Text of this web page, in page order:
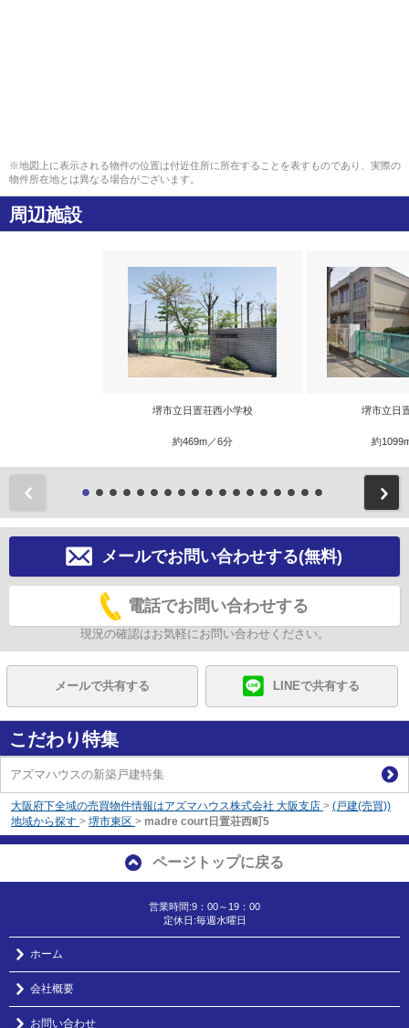
※地図上に表示される物件の位置は付近住所に所在することを表すものであり、実際の
物件所在地とは異なる場合がございます。
周辺施設
堺市立日置荘西小学校
約469m／6分
堺市立日
約
メールでお問い合わせする(無料)
電話でお問い合わせする
現況の確認はお気軽にお問い合わせください。
メールで共有する LINEで共有する
こだわり特集
アズマハウスの新築戸建特集
大阪府下全域の売買物件情報はアズマハウス株式会社 大阪支店 > (戸建(売買))
地域から探す > 堺市東区 > madre court日置荘西町5
ページトップに戻る
営業時間:9：00～19：00
定休日:毎週水曜日
ホーム
会社概要
お問い合わせ